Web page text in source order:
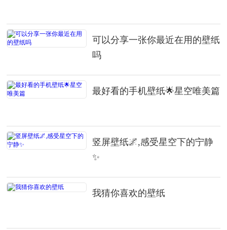
可以分享一张你最近在用的壁纸
吗
最好看的手机壁纸🌟星空唯美篇
竖屏壁纸🌌,感受星空下的宁静
✨
我猜你喜欢的壁纸